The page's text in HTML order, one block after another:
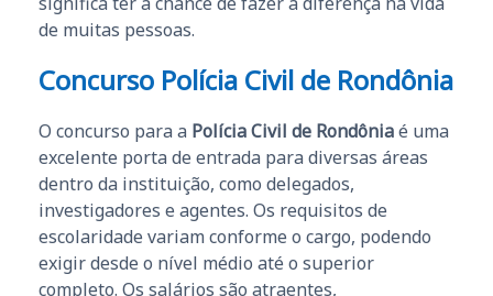
de muitas pessoas.
Concurso Polícia Civil de Rondônia
O concurso para a Polícia Civil de Rondôniaé uma
excelente porta de entrada para diversas áreas
dentro da instituição, como delegados,
investigadores e agentes. Os requisitos de
escolaridade variam conforme o cargo, podendo
exigir desde o nível médio até o superior
completo. Os salários são atraentes,